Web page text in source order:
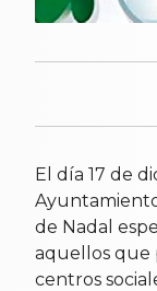
El día 17 de
de Nadal
aquellos que
centros